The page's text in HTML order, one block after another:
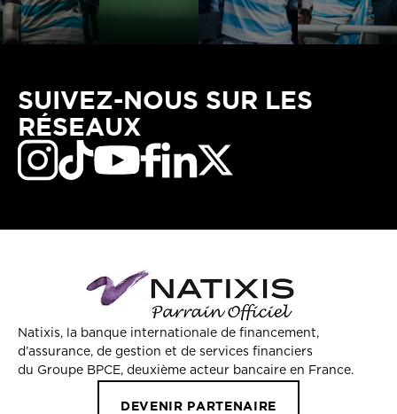
SUIVEZ-NOUS SUR LES
RÉSEAUX
Natixis, la banque internationale de financement,
d’assurance, de gestion et de services financiers
du Groupe BPCE, deuxième acteur bancaire en France.
DEVENIR PARTENAIRE